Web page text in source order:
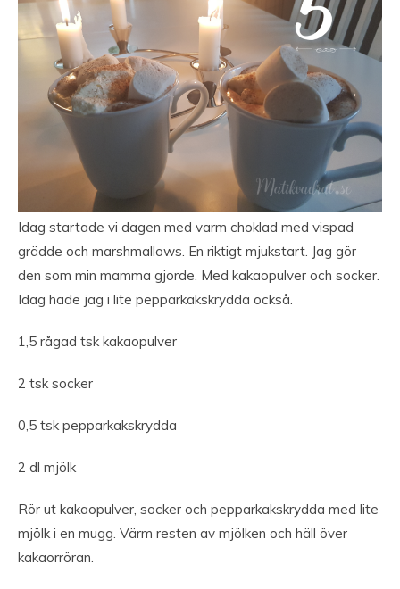
Idag startade vi dagen med varm choklad med vispad
grädde och marshmallows. En riktigt mjukstart. Jag gör
den som min mamma gjorde. Med kakaopulver och socker.
Idag hade jag i lite pepparkakskrydda också.
1,5 rågad tsk kakaopulver
2 tsk socker
0,5 tsk pepparkakskrydda
2 dl mjölk
Rör ut kakaopulver, socker och pepparkakskrydda med lite
mjölk i en mugg. Värm resten av mjölken och häll över
kakaorröran.